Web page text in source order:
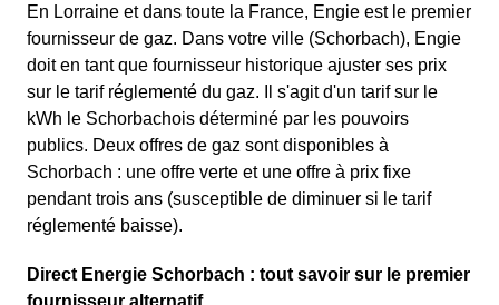
En Lorraine et dans toute la France, Engie est le premier
fournisseur de gaz. Dans votre ville (Schorbach), Engie
doit en tant que fournisseur historique ajuster ses prix
sur le tarif réglementé du gaz. Il s'agit d'un tarif sur le
kWh le Schorbachois déterminé par les pouvoirs
publics. Deux offres de gaz sont disponibles à
Schorbach : une offre verte et une offre à prix fixe
pendant trois ans (susceptible de diminuer si le tarif
réglementé baisse).
Direct Energie Schorbach : tout savoir sur le premier
fournisseur alternatif